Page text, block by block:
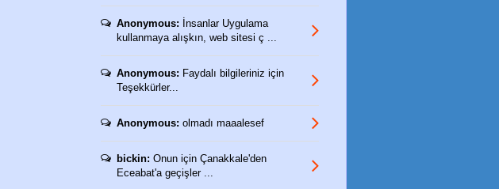
Anonymous: İnsanlar Uygulama
kullanmaya alışkın, web sitesi ç ...
Anonymous: Faydalı bilgileriniz için
Teşekkürler...
Anonymous: olmadı maaalesef
bickin: Onun için Çanakkale'den
Eceabat'a geçişler ...